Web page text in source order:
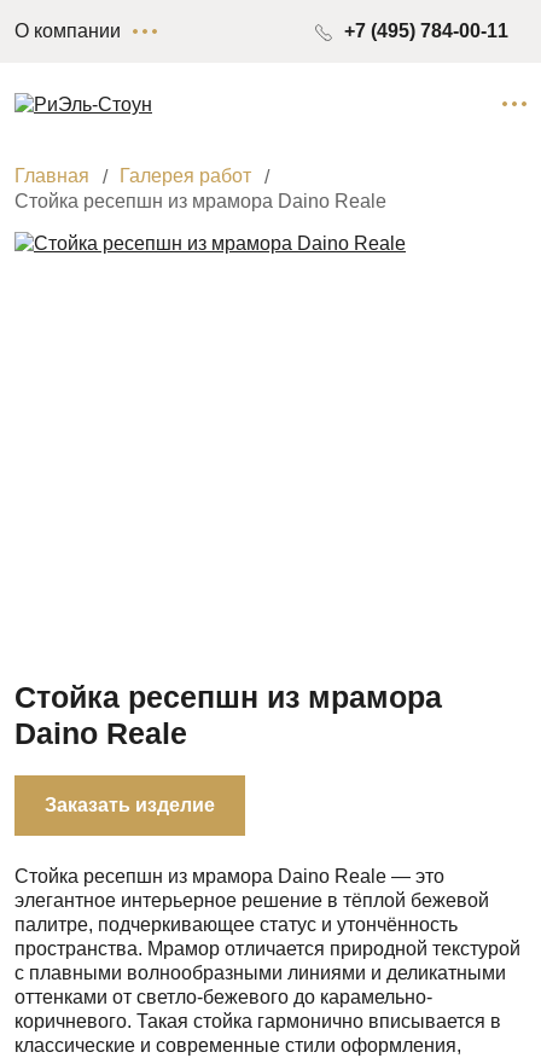
О компании +7 (495) 784-00-11
Главная
Галерея работ
Стойка ресепшн из мрамора Daino Reale
Стойка ресепшн из мрамора
Daino Reale
Заказать изделие
Стойка ресепшн из мрамора Daino Reale — это
элегантное интерьерное решение в тёплой бежевой
палитре, подчеркивающее статус и утончённость
пространства. Мрамор отличается природной текстурой
с плавными волнообразными линиями и деликатными
оттенками от светло-бежевого до карамельно-
коричневого. Такая стойка гармонично вписывается в
классические и современные стили оформления,